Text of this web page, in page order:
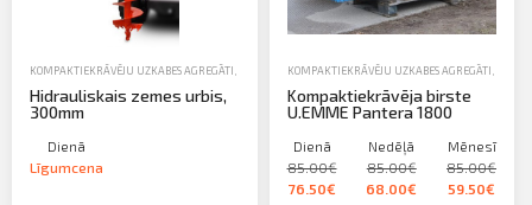
KOMPAKTIEKRĀVĒJU UZKABES AGREGĀTI ZEMES DARBU TEHNIKA-EKSKAVATORI, IEKRĀVĒJI,
Hidrauliskais zemes urbis,
300mm
Dienā
Līgumcena
KOMPAKTIEKRĀVĒJU UZKABES AGREGĀTI
Kompaktiekrāvēja birste
U.EMME Pantera 1800
Dienā
85.00€
76.50€
Nedēļā
85.00€
68.00€
Mēnesī
85.00€
59.50€